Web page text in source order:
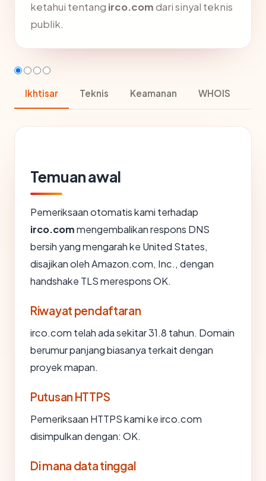
ketahui tentang irco.comdari sinyal teknis
publik.
Ikhtisar Teknis Keamanan WHOIS
Temuan awal
Pemeriksaan otomatis kami terhadap
irco.commengembalikan respons DNS
bersih yang mengarah ke United States,
disajikan oleh Amazon.com, Inc., dengan
handshake TLS merespons OK.
Riwayat pendaftaran
irco.com telah ada sekitar 31.8 tahun. Domain
berumur panjang biasanya terkait dengan
proyek mapan.
Putusan HTTPS
Pemeriksaan HTTPS kami ke irco.com
disimpulkan dengan: OK.
Di mana data tinggal